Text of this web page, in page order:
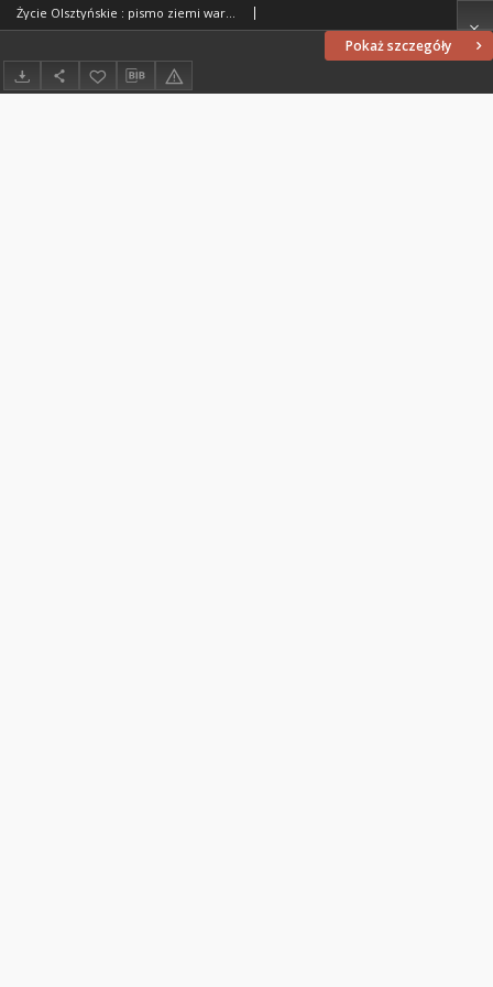
Pokaż szczegóły
Życie Olsztyńskie : pismo ziemi warmińsko-mazurskiej, 1947, nr 226